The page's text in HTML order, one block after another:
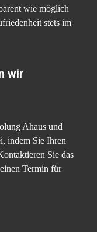
wie möglich
stets im
wir
Ahaus und
indem Sie Ihren
Sie das
Termin für